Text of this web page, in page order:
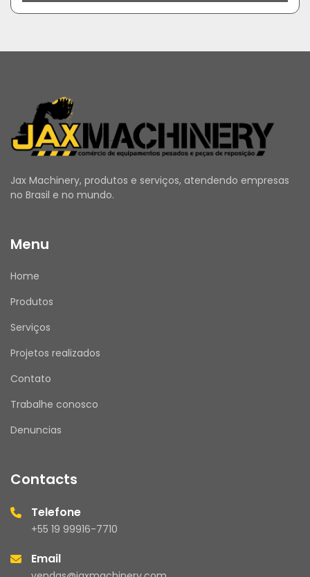
Jax Machinery, produtos e serviços, atendendo empresas
no Brasil e no mundo.
Menu
Home
Produtos
Serviços
Projetos realizados
Contato
Trabalhe conosco
Denuncias
Contacts
Telefone
+55 19 99916-7710
Email